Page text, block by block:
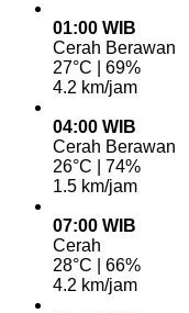
01:00 WIB
Cerah Berawan
27°C | 69%
4.2 km/jam
04:00 WIB
Cerah Berawan
26°C | 74%
1.5 km/jam
07:00 WIB
Cerah
28°C | 66%
4.2 km/jam